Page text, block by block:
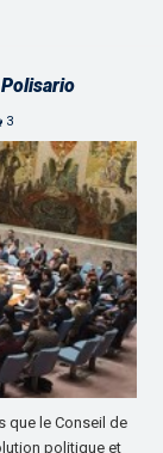
3
que le Conseil de
politique et